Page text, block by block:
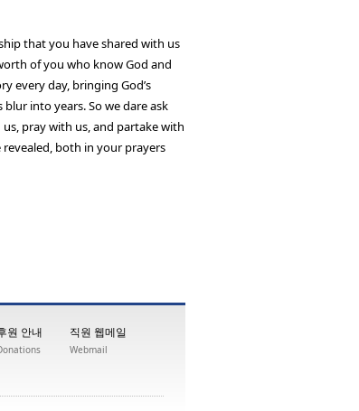
that you have shared with us
of you who know God and
every day, bringing God’s
into years. So we dare ask
pray with us, and partake with
revealed, both in your prayers
원 안내
직원 웹메일
Webmail